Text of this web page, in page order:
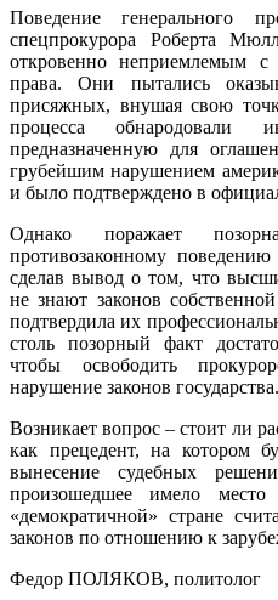
Поведение генерального
спецпрокурора Роберта
откровенно неприемлемым с
права. Они пытались
присяжных, внушая свою
процесса обнародовали
предназначенную для
грубейшим нарушением
и было подтверждено в
Однако поражает
противозаконному
сделав вывод о том, что
не знают законов
подтвердила их
столь позорный факт
чтобы освободить
нарушение законов государства.
Возникает вопрос – стоит ли
как прецедент, на котором
вынесение судебных
произошедшее имело
«демократичной» стране
законов по отношению к
Федор ПОЛЯКОВ, политолог